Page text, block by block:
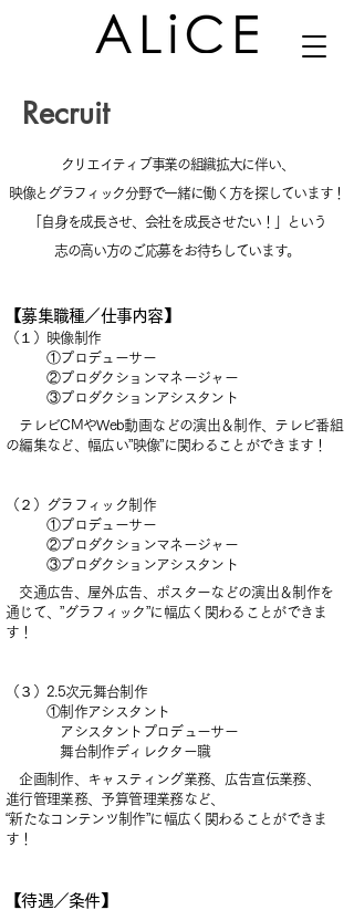
Recruit
クリエイティブ事業の組織拡大に伴い、
映像とグラフィック分野で一緒に働く方を探しています！
「自身を成長させ、会社を成長させたい！」という
志の高い方のご応募をお待ちしています。​​
【募集職種／仕事内容】
（１）映像制作
①プロデューサー
②プロダクションマネージャー
③プロダクションアシスタント
テレビCMやWeb動画などの演出＆制作、 テレビ番組
の編集など、幅広い”映像”に 関わることができます！
（２）グラフィック制作
①プロデューサー
②プロダクションマネージャー
③プロダクションアシスタント
交通広告、屋外広告、ポスターなどの演出＆制作を
通じて、”グラフィック”に幅広く関わることができま
す！
（３）2.5次元舞台制作
①制作アシスタント
アシスタントプロデューサー
舞台制作ディレクター職
企画制作、キャスティング業務、広告宣伝業務、
進行管理業務、予算管理業務など、
“新たなコンテンツ制作”に 幅広く関わることができま
す！
【待遇／条件】